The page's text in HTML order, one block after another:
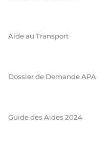
Aide au Transport
Dossier de Demande APA
Guide des Aides 2024